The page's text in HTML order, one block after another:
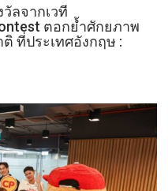
วัลจากเวที
ตอกย้ำศักยภาพ
ที่ประเทศอังกฤษ :